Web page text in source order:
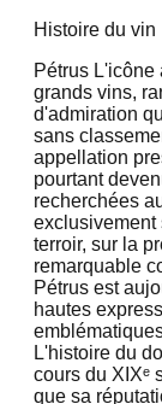
Histoire du vin
Pétrus
grands vins,
d'admiration
sans
appellation
pourtant
recherchées
exclusivement
terroir, sur la
remarquable
Pétrus est
hautes
L'histoire du
cours du XIXᵉ
que sa